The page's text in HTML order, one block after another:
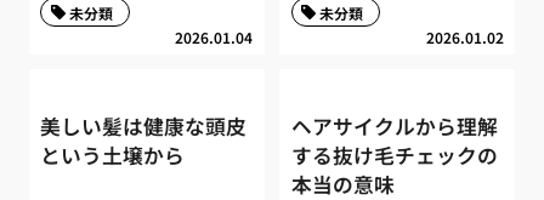
2026.01.04
未分類
2026.01.02
未分類
美しい髪は健康な頭皮
という土壌から
ヘアサイクルから理解
する抜け毛チェックの
本当の意味